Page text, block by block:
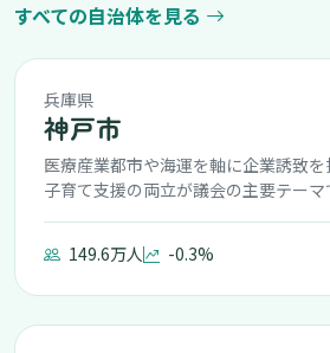
すべての自治体を見る
兵庫県
神戸市
医療産業都市や海運を軸に企業誘致
子育て支援の両立が議会の主要テーマ
149.6万人 -0.3%